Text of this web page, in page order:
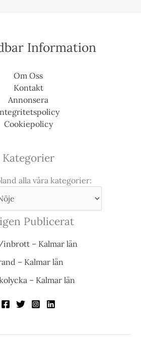
Information
Om Oss
Kontakt
Annonsera
Cookiepolicy
Kategorier
alla våra kategorier:
Publicerat
– Kalmar län
– Kalmar län
– Kalmar län